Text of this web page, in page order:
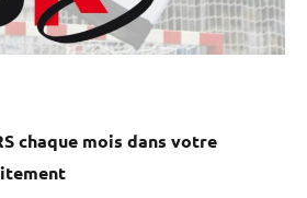
chaque mois dans votre